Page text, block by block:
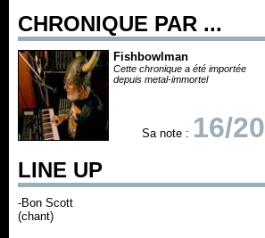
CHRONIQUE PAR ...
Fishbowlman
Cette chronique a été importée
depuis metal-immortel
Sa note : 16/20
LINE UP
-Bon Scott
(chant)